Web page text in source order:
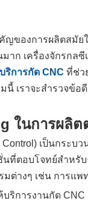
ญของการผลิตสมั
ก เครื่องจักรกลซี
บริการกัด CNC ที่ช่ว
เราจะสำรวจข้อ
ในการผลิต
Control) เป็นกร
ที่ตอบโจทย์สำหรั
มต่างๆ เช่น การ
บริการงานกัด